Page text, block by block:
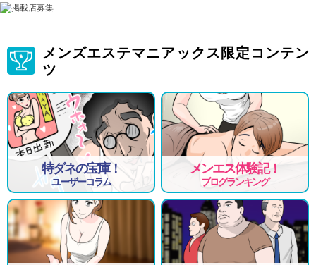
メンズエステマニアックス限定コンテン
ツ
特ダネの宝庫！
ユーザーコラム
メンエス体験記！
ブログランキング